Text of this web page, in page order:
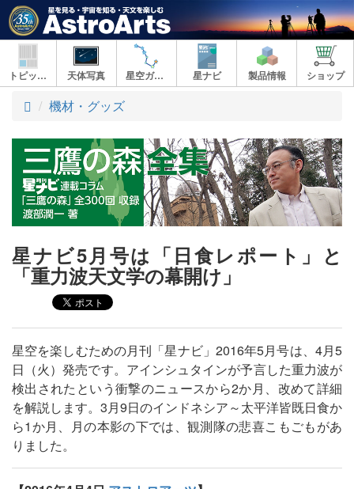
トピックス 天体写真 星空ガイド 星ナビ 製品情報 ショップ
ト
プ
機材・グッズ
星ナビ5月号は「日食レポート」と
「重力波天文学の幕開け」
星空を楽しむための月刊「星ナビ」2016年5月号は、4月5
日（火）発売です。アインシュタインが予言した重力波が
検出されたという衝撃のニュースから2か月、改めて詳細
を解説します。3月9日のインドネシア～太平洋皆既日食か
ら1か月、月の本影の下では、観測隊の悲喜こもごもがあ
りました。